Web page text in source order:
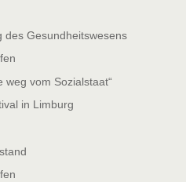
des Gesundheitswesens
weg vom Sozialstaat“
in Limburg